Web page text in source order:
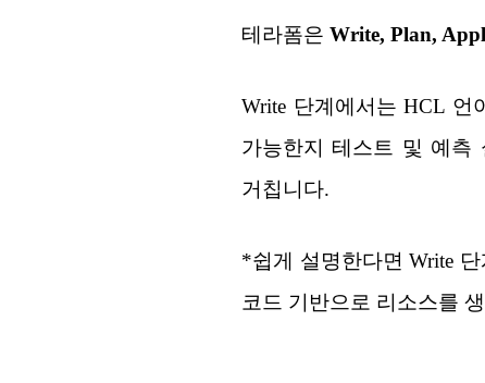
테라폼은 Write, Plan,
Write 단계에서는 HCL 언
가능한지 테스트 및 예측
거칩니다.
*쉽게 설명한다면 Write
코드 기반으로 리소스를